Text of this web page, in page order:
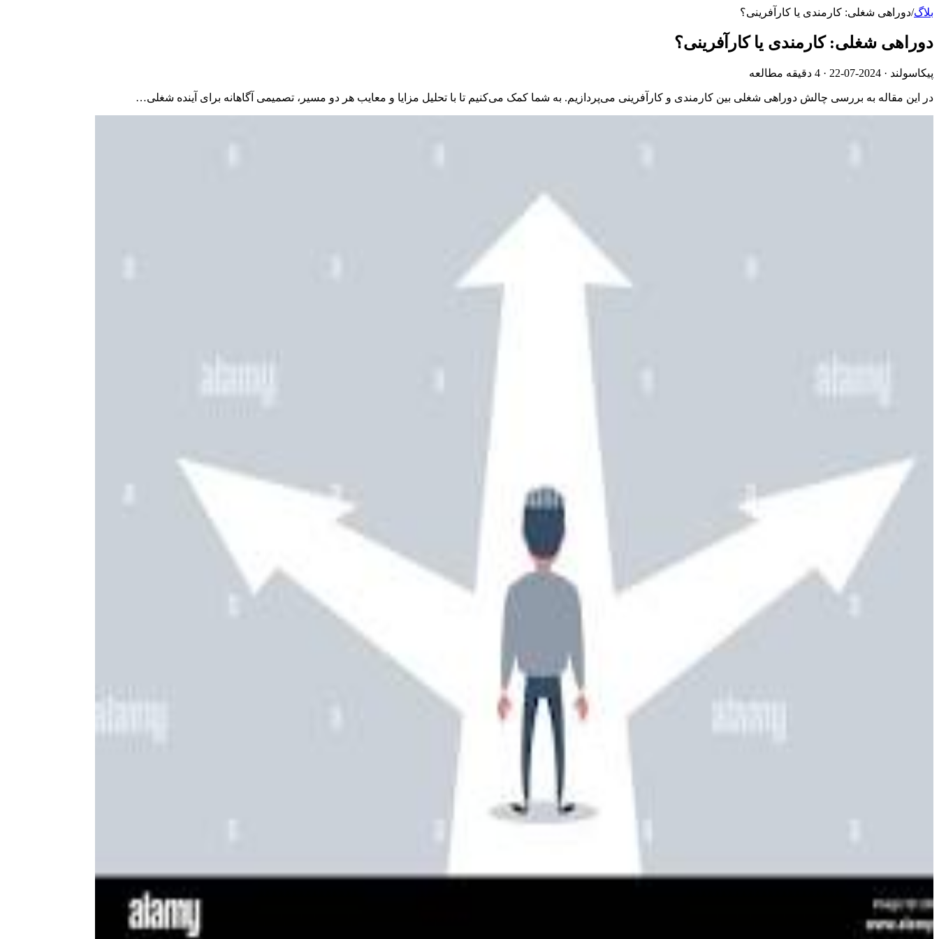
بلاگ/دوراهی شغلی: کارمندی یا کارآفرینی؟
دوراهی شغلی: کارمندی یا کارآفرینی؟
پیکاسولند · 2024-07-22 · 4 دقیقه مطالعه
در این مقاله به بررسی چالش دوراهی شغلی بین کارمندی و کارآفرینی می‌پردازیم. به شما کمک می‌کنیم تا با تحلیل مزایا و معایب هر دو مسیر، تصمیمی آگاهانه برای آینده شغلی…